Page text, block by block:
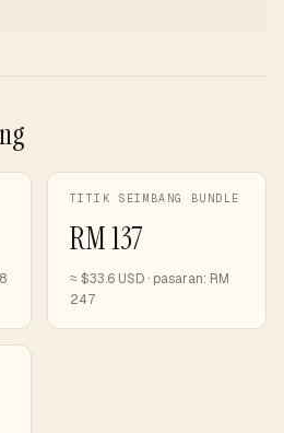
TITIK SEIMBANG BUNDLE
RM137
≈ $33.6 USD · pasaran: RM
247